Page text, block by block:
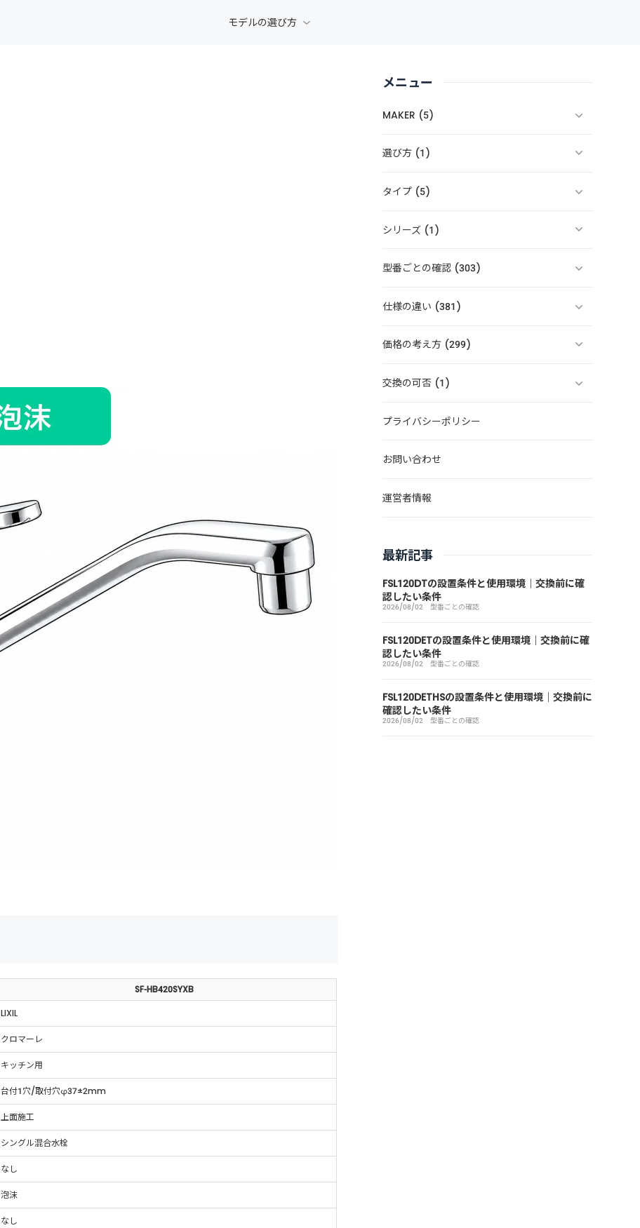
モデルの選び方
SF-HB420SYXB
LIXIL
クロマーレ
キッチン用
台付1穴/取付穴φ37±2mm
上面施工
シングル混合水栓
なし
泡沫
なし
メニュー
MAKER (5)
選び方 (1)
タイプ (5)
シリーズ (1)
型番ごとの確認 (303)
仕様の違い (381)
価格の考え方 (299)
交換の可否 (1)
プライバシーポリシー
お問い合わせ
運営者情報
最新記事
FSL120DTの設置条件と使用環境｜交換前に確
認したい条件
2026/08/02 型番ごとの確認
FSL120DETの設置条件と使用環境｜交換前に確
認したい条件
2026/08/02 型番ごとの確認
FSL120DETHSの設置条件と使用環境｜交換前に
確認したい条件
2026/08/02 型番ごとの確認